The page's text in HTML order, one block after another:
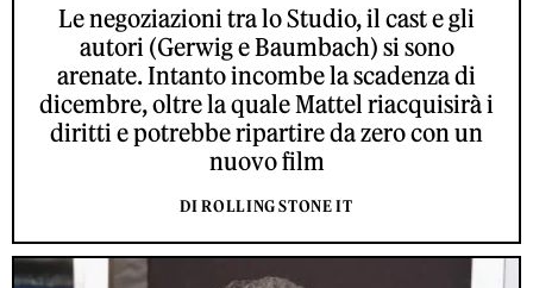
Le negoziazioni tra lo Studio, il cast e gli
autori (Gerwig e Baumbach) si sono
arenate. Intanto incombe la scadenza di
dicembre, oltre la quale Mattel riacquisirà i
diritti e potrebbe ripartire da zero con un
nuovo film
DI ROLLING STONE IT